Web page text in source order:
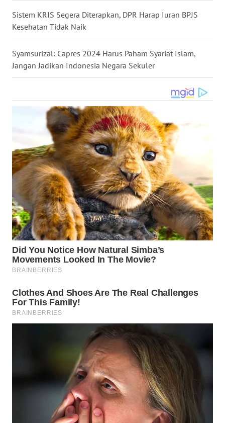
Sistem KRIS Segera Diterapkan, DPR Harap Iuran BPJS
Kesehatan Tidak Naik
Syamsurizal: Capres 2024 Harus Paham Syariat Islam,
Jangan Jadikan Indonesia Negara Sekuler
WN
JAMBI
WN
WN
SULTENG
WN
SULBAR
WN
BABEL
WN
SUMBAR
SUMSEL
WN